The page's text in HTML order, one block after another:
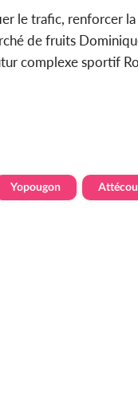
le trafic, renforcer
de fruits
complexe sportif
Yopougon